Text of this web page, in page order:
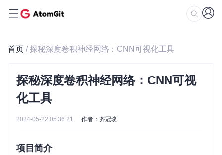
首页 / 探秘深度卷积神经网络：CNN可视化工具
探秘深度卷积神经网络：CNN可视
化工具
2024-05-22 05:36:21 作者：齐冠琰
项目简介